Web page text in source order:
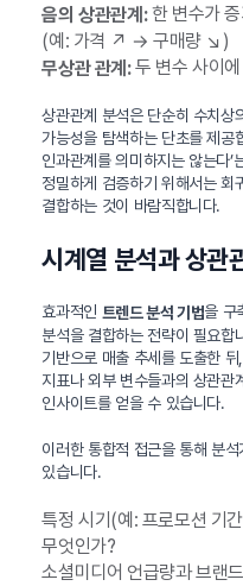
음의 상관관계:한 변수가 증
(예: 가격 ↗ → 구매량 ↘)
무상관 관계:두 변수 사이에
상관관계 분석은 단순히 수치상
가능성을 탐색하는 단초를 제공
인과관계를 의미하지는 않는다
정밀하게 검증하기 위해서는 회
결합하는 것이 바람직합니다.
시계열 분석과 상관
효과적인 트렌드 분석 기법을 구
분석을 결합하는 전략이 필요합
기반으로 매출 추세를 도출한
지표나 외부 변수들과의 상관관
인사이트를 얻을 수 있습니다.
이러한 통합적 접근을 통해 분
있습니다.
특정 시기(예: 프로모션 기
무엇인가?
소셜미디어 언급량과 브랜